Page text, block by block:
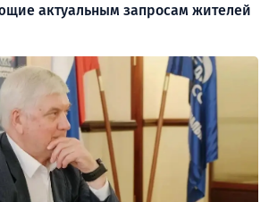
актуальным запросам жителей